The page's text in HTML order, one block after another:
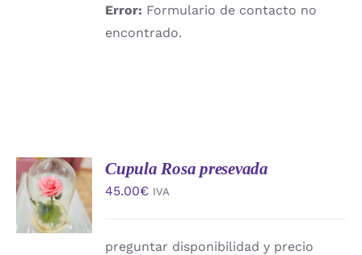
Error: Formulario de contacto no
encontrado.
AÑADIR
AL
CARRITO
/
DETALLES
Cupula Rosa presevada
45.00€ IVA
preguntar disponibilidad y precio